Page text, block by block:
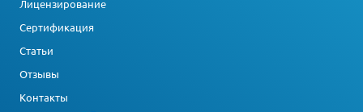
Лицензирование
Сертификация
Статьи
Отзывы
Контакты